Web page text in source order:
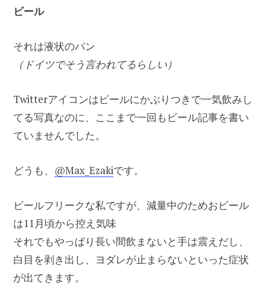
ビール
それは液状のパン
（ドイツでそう言われてるらしい）
Twitterアイコンはビールにかぶりつきで一気飲みし
てる写真なのに、ここまで一回もビール記事を書い
ていませんでした。
どうも、 @Max_Ezakiです。
ビールフリークな私ですが、減量中のためおビール
は11月頃から控え気味
それでもやっぱり長い間飲まないと手は震えだし、
白目を剥き出し、ヨダレが止まらないといった症状
が出てきます。